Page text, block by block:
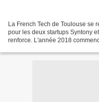
La French Tech de Toulouse se
pour les deux startups Syntony
renforce. L'année 2018